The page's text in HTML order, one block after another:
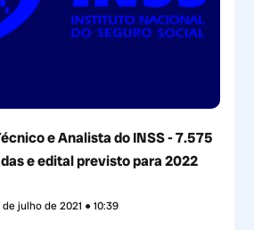
e Analista do INSS - 7.575
e edital previsto para 2022
de julho de 2021 10:39